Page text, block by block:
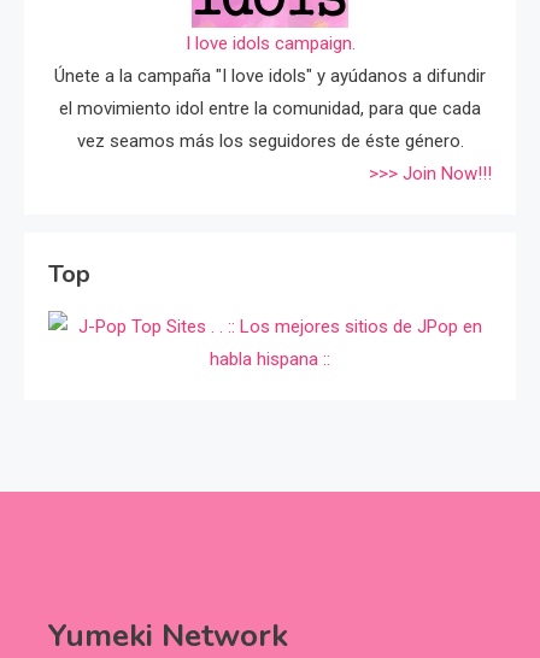
I love idols campaign.
Únete a la campaña "I love idols" y ayúdanos a difundir
el movimiento idol entre la comunidad, para que cada
vez seamos más los seguidores de éste género.
>>> Join Now!!!
Top
Yumeki Network